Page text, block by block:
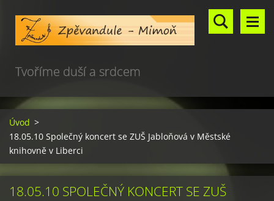
Tvoříme duší a srdcem
Úvod >
18.05.10 Společný koncert se ZUŠ Jabloňová v Městské
knihovně v Liberci
18.05.10 SPOLEČNÝ KONCERT SE ZUŠ